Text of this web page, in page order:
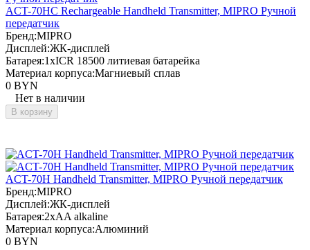
ACT-70HC Rechargeable Handheld Transmitter, MIPRO Ручной
передатчик
Бренд:MIPRO
Дисплей:ЖК-дисплей
Батарея:1xICR 18500 литиевая батарейка
Материал корпуса:Магниевый сплав
0 BYN
Нет в наличии
В корзину
ACT-70H Handheld Transmitter, MIPRO Ручной передатчик
Бренд:MIPRO
Дисплей:ЖК-дисплей
Батарея:2xAA alkaline
Материал корпуса:Алюминий
0 BYN